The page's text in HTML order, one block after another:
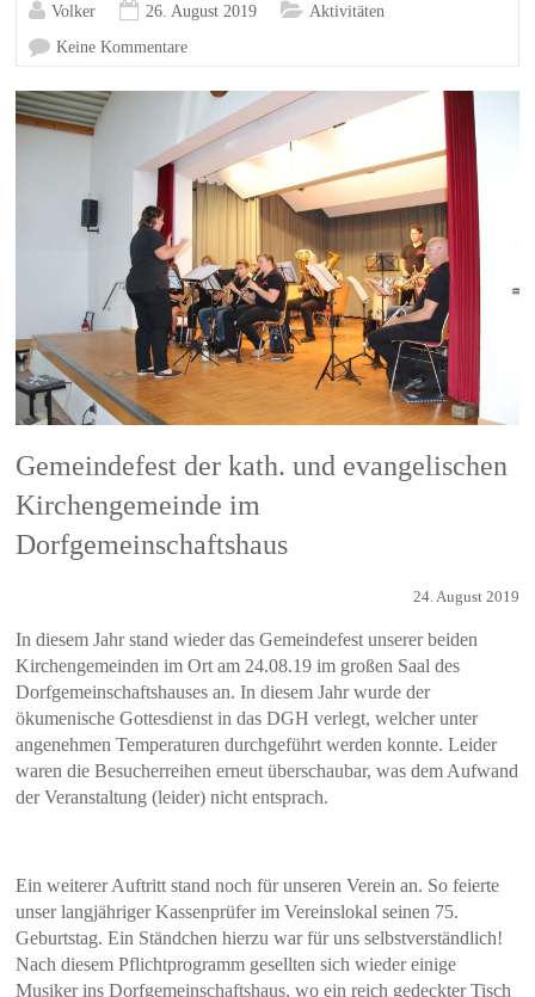
Volker 26. August 2019
Aktivitäten
Keine Kommentare
Gemeindefest der kath. und evangelischen
Kirchengemeinde im
Dorfgemeinschaftshaus
24. August 2019
In diesem Jahr stand wieder das Gemeindefest unserer beiden
Kirchengemeinden im Ort am 24.08.19 im großen Saal des
Dorfgemeinschaftshauses an. In diesem Jahr wurde der
ökumenische Gottesdienst in das DGH verlegt, welcher unter
angenehmen Temperaturen durchgeführt werden konnte. Leider
waren die Besucherreihen erneut überschaubar, was dem Aufwand
der Veranstaltung (leider) nicht entsprach.
Ein weiterer Auftritt stand noch für unseren Verein an. So feierte
unser langjähriger Kassenprüfer im Vereinslokal seinen 75.
Geburtstag. Ein Ständchen hierzu war für uns selbstverständlich!
Nach diesem Pflichtprogramm gesellten sich wieder einige
Musiker ins Dorfgemeinschaftshaus, wo ein reich gedeckter Tisch